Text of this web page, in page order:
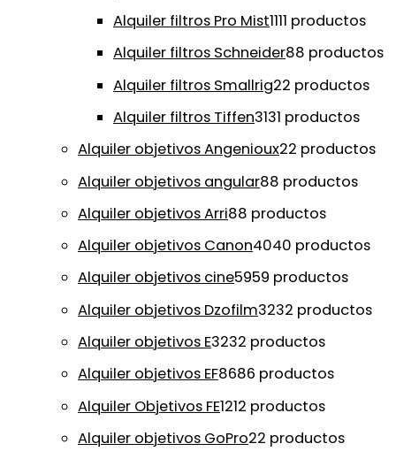
Alquiler filtros Pro Mist1111 productos
Alquiler filtros Schneider88 productos
Alquiler filtros Smallrig22 productos
Alquiler filtros Tiffen3131 productos
Alquiler objetivos Angenioux22 productos
Alquiler objetivos angular88 productos
Alquiler objetivos Arri88 productos
Alquiler objetivos Canon4040 productos
Alquiler objetivos cine5959 productos
Alquiler objetivos Dzofilm3232 productos
Alquiler objetivos E3232 productos
Alquiler objetivos EF8686 productos
Alquiler Objetivos FE1212 productos
Alquiler objetivos GoPro22 productos